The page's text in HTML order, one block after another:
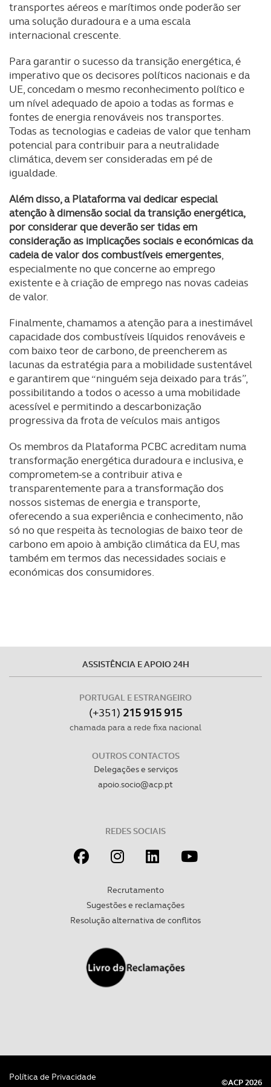
utilização do nosso site de publicidade e de análise, com
parceiros e organizações na UE e em países terceiros.
dados pessoais serão realizadas apenas com o seu
consentimento e quando tal se afigure estritamente
necessário no contexto dos serviços a prestar.
Realçamos que o bloqueio de certo tipo de Cookies e
tecnologias similares pode ter impacto na sua
experiência de navegação no Website e nos serviços
disponibilizados.
Consulte a política de cookies do site.
transportes aéreos e marítimos onde poderão ser
uma solução duradoura e a uma escala
internacional crescente.
Para garantir o sucesso da transição energética, é
imperativo que os decisores políticos nacionais e da
UE, concedam o mesmo reconhecimento político e
um nível adequado de apoio a todas as formas e
fontes de energia renováveis nos transportes.
Todas as tecnologias e cadeias de valor que tenham
potencial para contribuir para a neutralidade
climática, devem ser consideradas em pé de
igualdade.
Além disso, a Plataforma vai dedicar especial
atenção à dimensão social da transição energética,
por considerar que deverão ser tidas em
consideração as implicações sociais e económicas da
cadeia de valor dos combustíveis emergentes,
especialmente no que concerne ao emprego
existente e à criação de emprego nas novas cadeias
de valor.
Finalmente, chamamos a atenção para a inestimável
capacidade dos combustíveis líquidos renováveis e
com baixo teor de carbono, de preencherem as
lacunas da estratégia para a mobilidade sustentável
e garantirem que “ninguém seja deixado para trás”,
possibilitando a todos o acesso a uma mobilidade
acessível e permitindo a descarbonização
progressiva da frota de veículos mais antigos
Os membros da Plataforma PCBC acreditam numa
transformação energética duradoura e inclusiva, e
comprometem-se a contribuir ativa e
transparentemente para a transformação dos
nossos sistemas de energia e transporte,
oferecendo a sua experiência e conhecimento, não
só no que respeita às tecnologias de baixo teor de
carbono em apoio à ambição climática da EU, mas
também em termos das necessidades sociais e
económicas dos consumidores.
ASSISTÊNCIA E APOIO 24H
PORTUGAL E ESTRANGEIRO
(+351) 215 915 915
chamada para a rede fixa nacional
OUTROS CONTACTOS
Delegações e serviços
apoio.socio@acp.pt
REDES SOCIAIS
Recrutamento
Sugestões e reclamações
Resolução alternativa de conflitos
Política de Privacidade
©ACP 2026